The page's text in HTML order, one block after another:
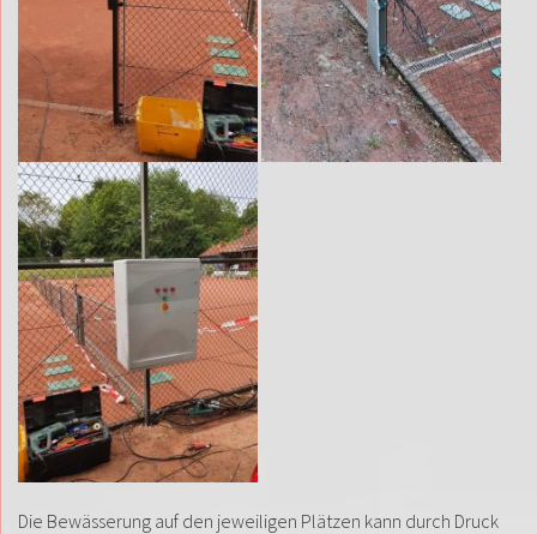
Die Bewässerung auf den jeweiligen Plätzen kann durch Druck